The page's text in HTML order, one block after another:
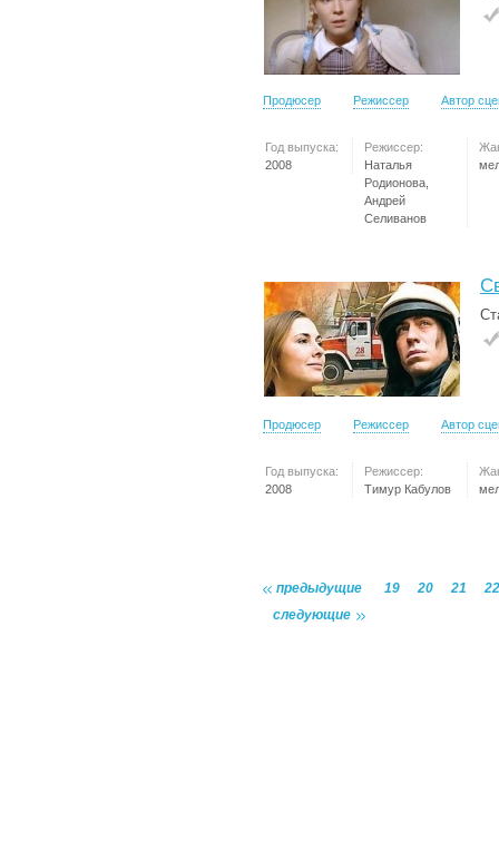
Продюсер Режиссер Автор
Год выпуска:
2008
Режиссер:
Наталья
Родионова,
Андрей
Селиванов
Продюсер Режиссер Автор
Год выпуска:
2008
Режиссер:
Тимур Кабулов
предыдущие 19 20 21
22
следующие